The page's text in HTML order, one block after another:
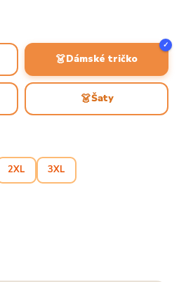
👗Dámské tričko
✓
👗Šaty
2XL 3XL